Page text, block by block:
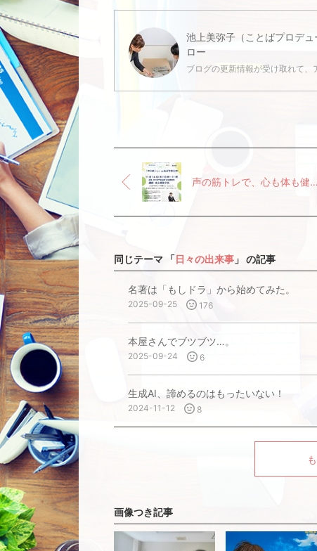
池上美弥子（ことばプロデュ
ロー
ブログの更新情報が受け取れて、
声の筋トレで、心も体も健やかに。～妙行寺での特別企画～
同じテーマ 「日々の出来事 」 の記事
名著は「もしドラ」から始めてみた。
2025-09-25 176
本屋さんでブツブツ…。
2025-09-24 6
生成AI、諦めるのはもったいない！
2024-11-12 8
画像つき記事